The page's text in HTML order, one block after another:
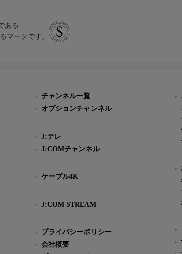
ある
マークです。
チャンネル一覧
オプションチャンネル
J:テレ
J:COMチャンネル
ケーブル4K
J:COM STREAM
プライバシーポリシー
会社概要